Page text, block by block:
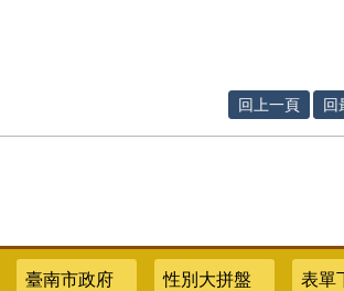
回上一頁 回
臺南市政府
性別大拼盤 表單